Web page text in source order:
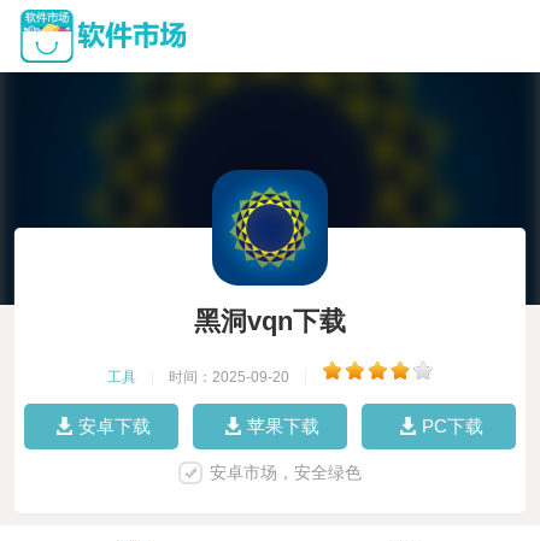
黑洞vqn下载
工具 时间：2025-09-20
安卓下载 苹果下载 PC下载
安卓市场，安全绿色